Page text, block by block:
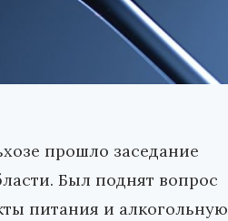
прошло заседание
Был поднят вопрос
питания и алкогольную